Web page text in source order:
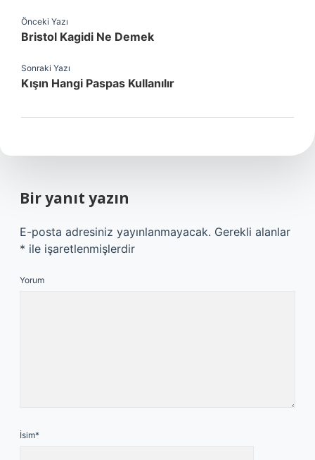
Önceki Yazı
Bristol Kagidi Ne Demek
Sonraki Yazı
Kışın Hangi Paspas Kullanılır
Bir yanıt yazın
E-posta adresiniz yayınlanmayacak. Gerekli alanlar
* ile işaretlenmişlerdir
Yorum
İsim*